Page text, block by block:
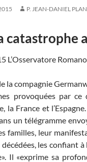
P. JEAN-DANIEL
catastrophe
L’Osservatore Romano
la compagnie
provoquées par
la France et
un télégramme
familles, leur
les confiant
Il «exprime sa